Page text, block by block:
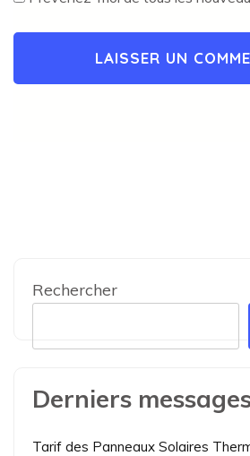
Rechercher
Derniers
Tarif des Panneaux Solaires